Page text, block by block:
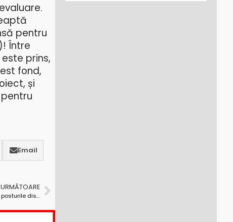
pentru
Între
prins,
fond,
și
Email
Site-ul Titularizare 2025 a fost lansat! Care sunt posturile disponibile în Argeș?